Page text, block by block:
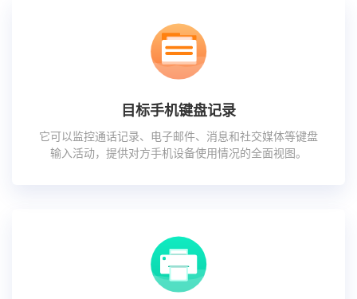
目标手机键盘记录
它可以监控通话记录、电子邮件、消息和社交媒体等键盘
输入活动，提供对方手机设备使用情况的全面视图。